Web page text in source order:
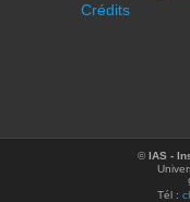
Crédits
©IAS -
Tél :